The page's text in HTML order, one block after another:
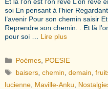
soi En pensant à l’hier
l’avenir Pour son chemin saisir
Reprendre son chemin. . Et là
pour soi … Lire plus
Catégories
Poèmes POESIE
Étiquettes
baisers ,chemin ,demain ,
lucienne Maville-Anku